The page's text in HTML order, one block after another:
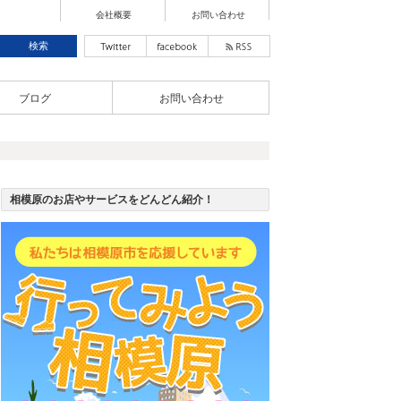
会社概要 お問い合わせ
ブログ お問い合わせ
相模原のお店やサービスをどんどん紹介！